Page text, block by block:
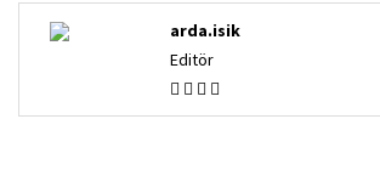
arda.isik
Editör